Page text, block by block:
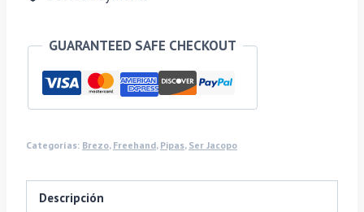
GUARANTEED SAFE CHECKOUT
Categorías: Brezo, Freehand, Pipas, Ser Jacopo
Descripción